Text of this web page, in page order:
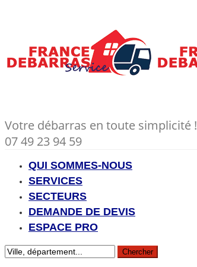
Votre débarras en toute simplicité !
07 49 23 94 59
QUI SOMMES-NOUS
SERVICES
SECTEURS
DEMANDE DE DEVIS
ESPACE PRO